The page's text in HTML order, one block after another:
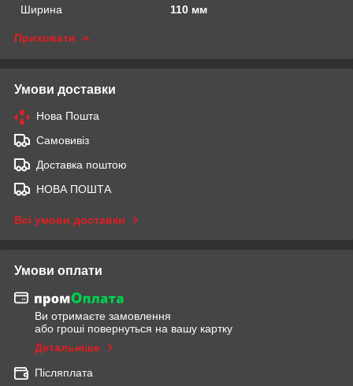
Ширина
110 мм
Приховати
Умови доставки
Нова Пошта
Самовивіз
Доставка поштою
НОВА ПОШТА
Всі умови доставки
Умови оплати
Ви отримаєте замовлення
або гроші повернуться на вашу картку
Детальніше
Післяплата